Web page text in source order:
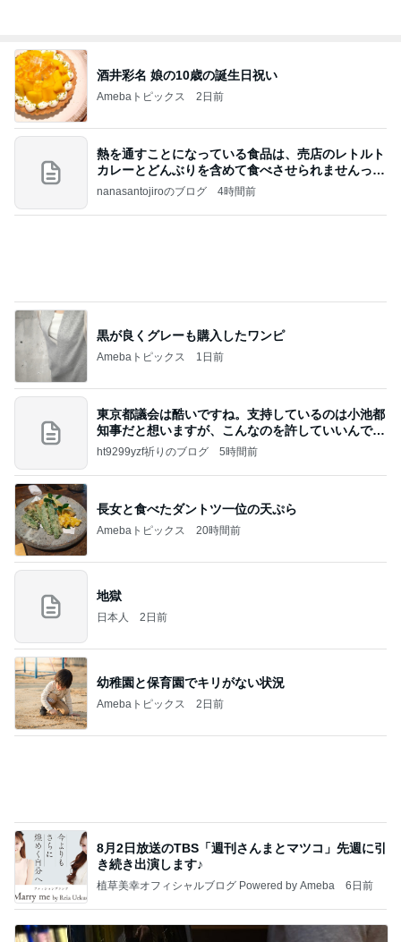
酒井彩名 娘の10歳の誕生日祝い
Amebaトピックス 2日前
熱を通すことになっている食品は、売店のレトルト
カレーとどんぶりを含めて食べさせられませんっ
て、男
nanasantojiroのブログ 4時間前
黒が良くグレーも購入したワンピ
Amebaトピックス 1日前
東京都議会は酷いですね。支持しているのは小池都
知事だと想いますが、こんなのを許していいんです
か？
ht9299yzf祈りのブログ 5時間前
長女と食べたダントツ一位の天ぷら
Amebaトピックス 20時間前
地獄
日本人 2日前
幼稚園と保育園でキリがない状況
Amebaトピックス 2日前
8月2日放送のTBS「週刊さんまとマツコ」先週に引
き続き出演します♪
植草美幸オフィシャルブログ Powered by Ameba 6日前